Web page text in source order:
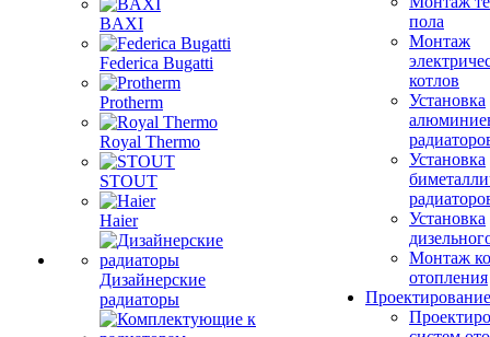
BAXI
Federica Bugatti
Protherm
Royal Thermo
STOUT
Haier
Дизайнерские
радиаторы
пола
Монтаж
котлов
Установка
Установка
Установка
Монтаж
отопления
Проектирование